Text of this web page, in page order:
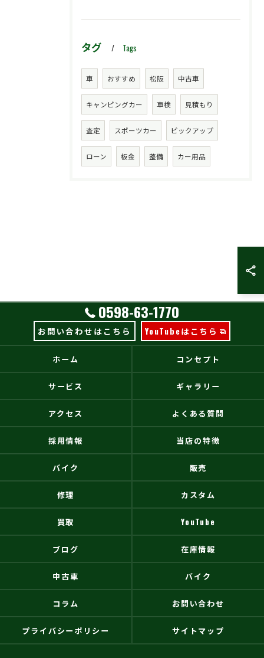
タグ Tags
車 おすすめ 松阪 中古車
キャンピングカー 車検 見積もり
査定 スポーツカー ピックアップ
ローン 板金 整備 カー用品
0598-63-1770
お問い合わせはこちら YouTubeはこちら
ホーム コンセプト
サービス ギャラリー
アクセス よくある質問
採用情報 当店の特徴
バイク 販売
修理 カスタム
買取 YouTube
ブログ 在庫情報
中古車 バイク
コラム お問い合わせ
プライバシーポリシー サイトマップ